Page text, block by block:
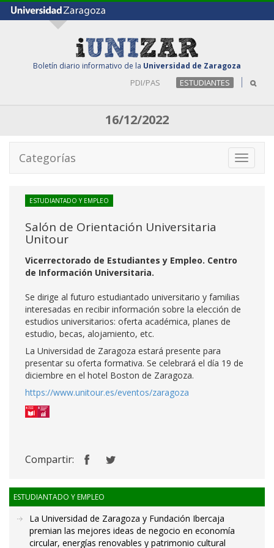
Boletín diario informativo de la Universidad de Zaragoza
PDI/PAS ESTUDIANTES
16/12/2022
Toggle
Categorías
ESTUDIANTADO Y EMPLEO
Salón de Orientación Universitaria
Unitour
Vicerrectorado de Estudiantes y Empleo. Centro
de Información Universitaria.
Se dirige al futuro estudiantado universitario y familias
interesadas en recibir información sobre la elección de
estudios universitarios: oferta académica, planes de
estudio, becas, alojamiento, etc.
La Universidad de Zaragoza estará presente para
presentar su oferta formativa. Se celebrará el día 19 de
diciembre en el hotel Boston de Zaragoza.
https://www.unitour.es/eventos/zaragoza
Compartir:
ESTUDIANTADO Y EMPLEO
La Universidad de Zaragoza y Fundación Ibercaja
premian las mejores ideas de negocio en economía
circular, energías renovables y patrimonio cultural